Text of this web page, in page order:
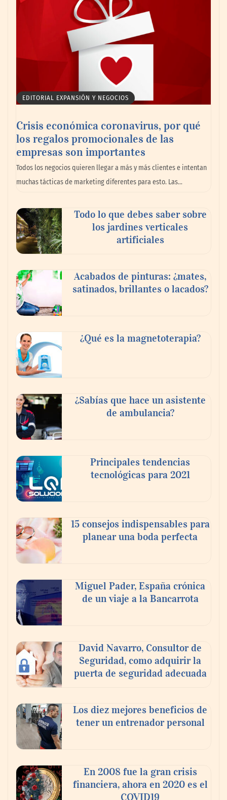
La omnicanalidad redefine la forma de
planear viajes en México
buscan proyectar talento mexicano y
fortalecer el turismo médico
En el Día de la Cerveza, Grupo Modelo
mundo elige para reunirse: 7 de cada 10 la
escogen
compromiso para el eclipse solar del 12 de
agosto
‘El ransomware se puede vencer. No
Ricardo Palacio Escobar
EDITORIAL EXPANSIÓN Y NEGOCIOS
Crisis económica coronavirus, por qué
los regalos promocionales de las
empresas son importantes
Todos los negocios quieren llegar a más y más clientes e intentan
muchas tácticas de marketing diferentes para esto. Las…
Todo lo que debes saber sobre
los jardines verticales
artificiales
Acabados de pinturas: ¿mates,
satinados, brillantes o lacados?
¿Qué es la magnetoterapia?
¿Sabías que hace un asistente
de ambulancia?
Principales tendencias
tecnológicas para 2021
15 consejos indispensables para
planear una boda perfecta
Miguel Pader, España crónica
de un viaje a la Bancarrota
David Navarro, Consultor de
Seguridad, como adquirir la
puerta de seguridad adecuada
Los diez mejores beneficios de
tener un entrenador personal
En 2008 fue la gran crisis
financiera, ahora en 2020 es el
COVID19